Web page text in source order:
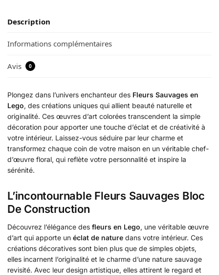
Description
Informations complémentaires
Avis 0
Plongez dans l’univers enchanteur des Fleurs Sauvages en
Lego, des créations uniques qui allient beauté naturelle et
originalité. Ces œuvres d’art colorées transcendent la simple
décoration pour apporter une touche d’éclat et de créativité à
votre intérieur. Laissez-vous séduire par leur charme et
transformez chaque coin de votre maison en un véritable chef-
d’œuvre floral, qui reflète votre personnalité et inspire la
sérénité.
L’incontournable Fleurs Sauvages Bloc
De Construction
Découvrez l’élégance des fleurs en Lego, une véritable œuvre
d’art qui apporte un éclat de nature dans votre intérieur. Ces
créations décoratives sont bien plus que de simples objets,
elles incarnent l’originalité et le charme d’une nature sauvage
revisité. Avec leur design artistique, elles attirent le regard et